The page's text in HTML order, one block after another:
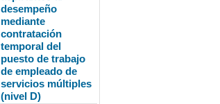
desempeño
mediante
contratación
temporal del
puesto de trabajo
de empleado de
servicios múltiples
(nivel D)